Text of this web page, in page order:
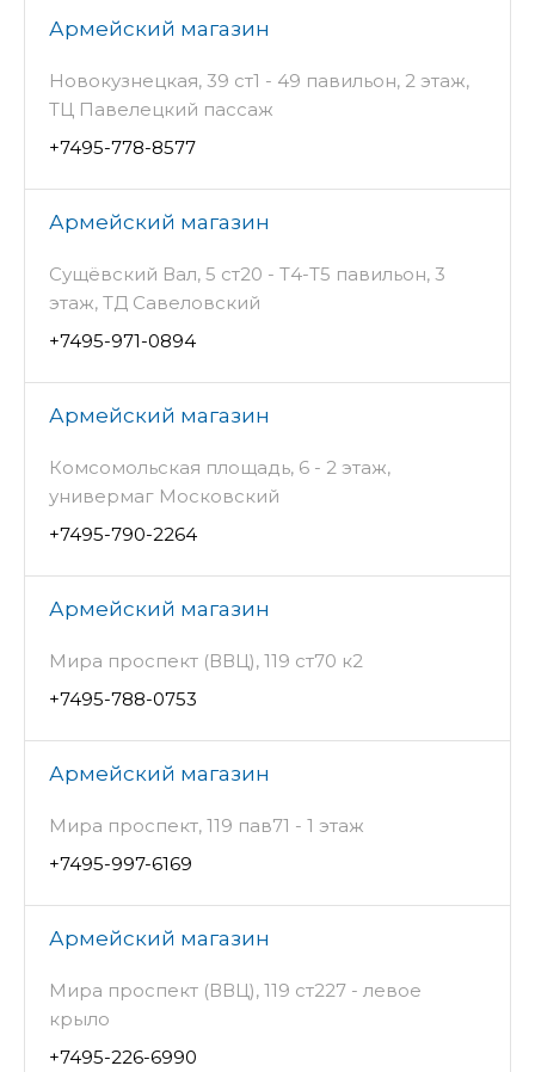
Армейский магазин
Новокузнецкая, 39 ст1 - 49 павильон, 2 этаж,
ТЦ Павелецкий пассаж
+7495-778-8577
Армейский магазин
Сущёвский Вал, 5 ст20 - Т4-Т5 павильон, 3
этаж, ТД Савеловский
+7495-971-0894
Армейский магазин
Комсомольская площадь, 6 - 2 этаж,
универмаг Московский
+7495-790-2264
Армейский магазин
Мира проспект (ВВЦ), 119 ст70 к2
+7495-788-0753
Армейский магазин
Мира проспект, 119 пав71 - 1 этаж
+7495-997-6169
Армейский магазин
Мира проспект (ВВЦ), 119 ст227 - левое
крыло
+7495-226-6990